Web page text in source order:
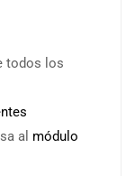
todos los
al módulo